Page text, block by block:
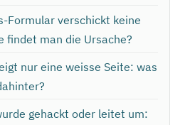
Formular verschickt keine
findet man die Ursache?
nur eine weisse Seite: was
gehackt oder leitet um: